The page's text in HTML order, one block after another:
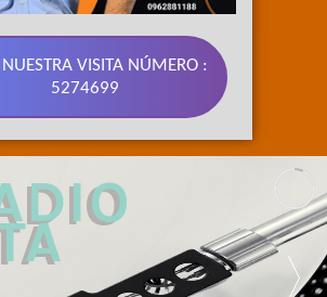
NUESTRA VISITA NÚMERO :
5274699